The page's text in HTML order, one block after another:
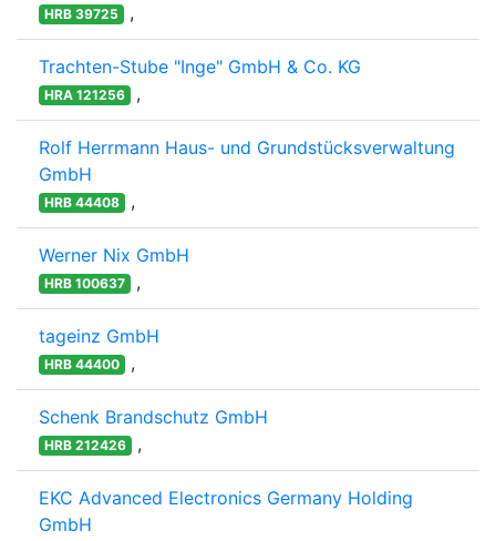
HRB 39725 ,
Trachten-Stube "Inge" GmbH & Co. KG
HRA 121256 ,
Rolf Herrmann Haus- und Grundstücksverwaltung
GmbH
HRB 44408 ,
Werner Nix GmbH
HRB 100637 ,
tageinz GmbH
HRB 44400 ,
Schenk Brandschutz GmbH
HRB 212426 ,
EKC Advanced Electronics Germany Holding
GmbH